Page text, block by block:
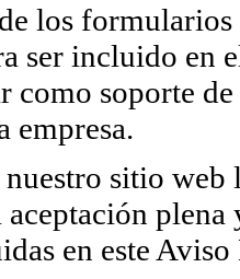
los formularios
ser incluido en
como soporte
empresa.
sitio
plena
en este